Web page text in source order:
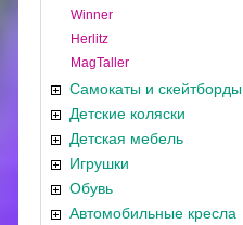
Winner
Herlitz
MagTaller
Самокаты и скейтборды
Детские коляски
Детская мебель
Игрушки
Обувь
Автомобильные кресла